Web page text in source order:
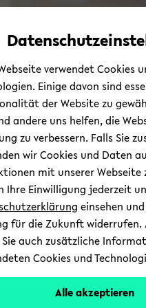
vermeiden
zum
wechseln
zum
wechseln
zum
wechseln
te
verwendet Cookies
Einige davon sind
der Website zu
andere uns helfen, die
zu verbessern. Falls Sie
wir Cookies und Daten
mit unserer Webseite
Ihre Einwilligung jederzeit
einsehen
für die Zukunft widerrufen.
auch zusätzliche
Cookies und
Alle akzeptieren